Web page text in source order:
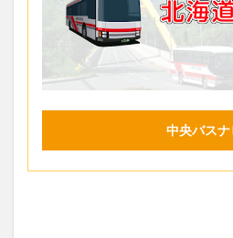
中央バスナ